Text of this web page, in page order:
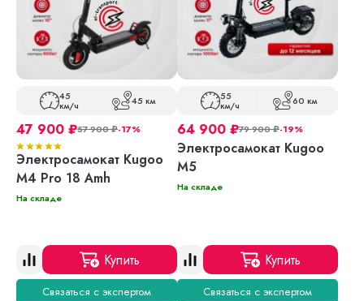
45
км/ч 45 км
47 900 ₽57 900₽-17%
Электросамокат Kugoo
M4 Pro 18 Amh
На складе
Купить
Связаться с экспертом
55
км/ч 60 км
64 900 ₽79 900₽-19%
Электросамокат Kugoo
M5
На складе
Купить
Связаться с экспертом